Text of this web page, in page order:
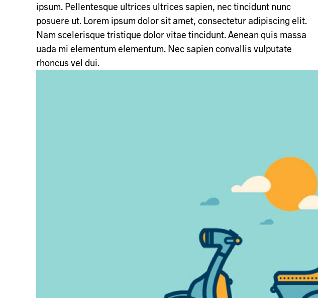
ipsum. Pellentesque ultrices ultrices sapien, nec tincidunt nunc
posuere ut. Lorem ipsum dolor sit amet, consectetur adipiscing elit.
Nam scelerisque tristique dolor vitae tincidunt. Aenean quis massa
uada mi elementum elementum. Nec sapien convallis vulputate
rhoncus vel dui.